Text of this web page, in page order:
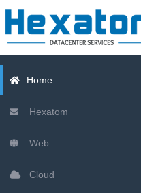
Home
Hexatom
Web
Cloud